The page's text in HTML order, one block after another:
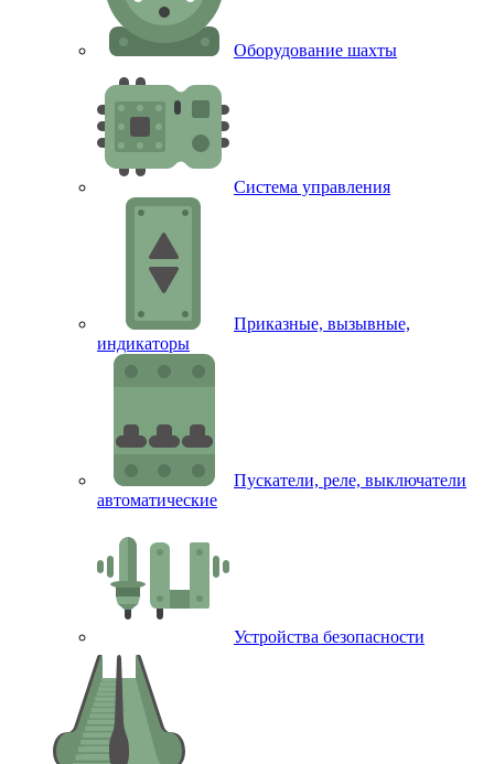
Оборудование шахты
Система управления
Приказные, вызывные,
индикаторы
Пускатели, реле, выключатели
автоматические
Устройства безопасности